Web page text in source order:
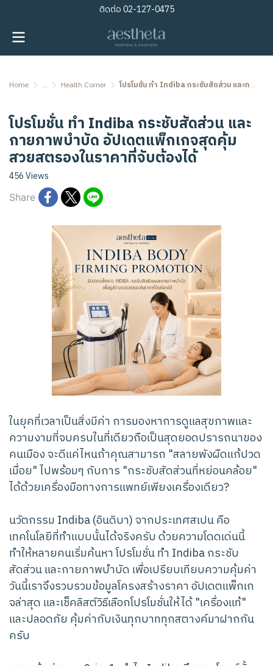
ติดต่อ02-127-0475
Home ... Health Corner โปรโมชั่น ทำ Indiba กระชับสัดส่วน และกายภาพบำบัด อัปเดตแพ็กเกจสุดคุ้ม สวยสตรองในราคาที่จับต้องได้
โปรโมชั่น ทำ Indiba กระชับสัดส่วน และ
กายภาพบำบัด อัปเดตแพ็กเกจสุดคุ้ม
สวยสตรองในราคาที่จับต้องได้
456 Views
Share
ในยุคที่เวลาเป็นสิ่งมีค่า การมองหาการดูแลสุขภาพและ
ความงามที่จบครบในที่เดียวถือเป็นสุดยอดปรารถนาของ
คนเมือง จะดีแค่ไหนถ้าคุณสามารถ "สลายพังผืดแก้ปวด
เมื่อย" ไปพร้อมๆ กับการ "กระชับสัดส่วนที่หย่อนคล้อย"
ได้ด้วยเครื่องมือทางการแพทย์เพียงเครื่องเดียว?
นวัตกรรม Indiba (อินดิบา) จากประเทศสเปน คือ
เทคโนโลยีที่ทำแบบนั้นได้จริงครับ ด้วยความโดดเด่นนี้
ทำให้หลายคนเริ่มค้นหา โปรโมชั่น ทำ Indiba กระชับ
สัดส่วน และกายภาพบำบัด เพื่อเปรียบเทียบความคุ้มค่า
วันนี้เราจึงรวบรวมข้อมูลโครงสร้างราคา อัปเดตแพ็กเก
จล่าสุด และเช็คลิสต์วิธีเลือกโปรโมชั่นให้ได้ "เครื่องแท้"
และปลอดภัย คุ้มค่ากับเงินทุกบาททุกสตางค์มาฝากกัน
ครับ